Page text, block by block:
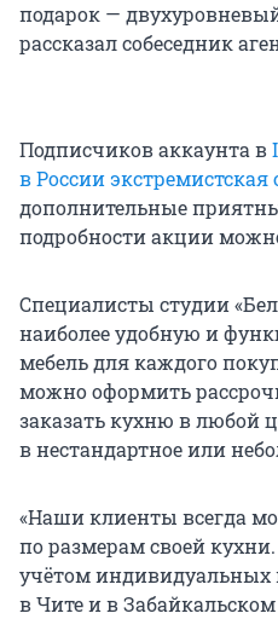
подарок —
рассказал собеседник
Подписчиков аккаунта в
в России экстремистская
дополнительные
подробности акции
Специалисты студии
наиболее удобную и
мебель для каждого
можно оформить
заказать кухню в любой
в нестандартное или
«Наши клиенты всегда
по размерам своей
учётом индивидуальных
в Чите и в